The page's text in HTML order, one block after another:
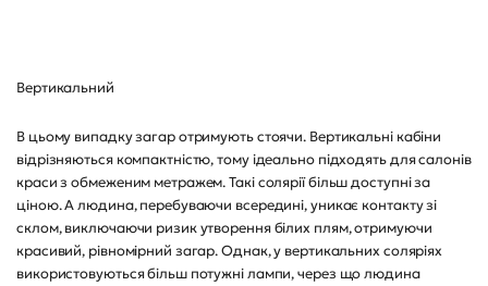
Вертикальний
В цьому випадку загар отримують стоячи. Вертикальні кабіни
відрізняються компактністю, тому ідеально підходять для салонів
краси з обмеженим метражем. Такі солярії більш доступні за
ціною. А людина, перебуваючи всередині, уникає контакту зі
склом, виключаючи ризик утворення білих плям, отримуючи
красивий, рівномірний загар. Однак, у вертикальних соляріях
використовуються більш потужні лампи, через що людина